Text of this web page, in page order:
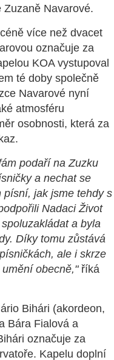
Zuzaně Navarové.
více než dvacet
označuje za
KOA vystupoval
té doby společně
Navarové nyní
atmosféru
osobnosti, která za
podaří na Zuzku
a nechat se
písní, jak jsme tehdy s
Nadaci Život
a byla
Díky tomu zůstává
ale i skrze
obecně,"říká
Bihári (akordeon,
Bára Fialová a
označuje za
Kapelu doplní